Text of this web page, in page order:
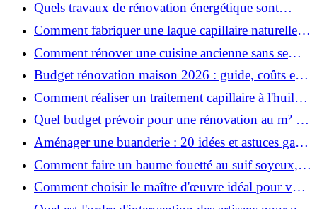
Quels travaux de rénovation énergétique sont
éligibles à MaPrimeRénov' ?
Comment fabriquer une laque capillaire naturelle
maison ?
Comment rénover une cuisine ancienne sans se
ruiner ?
Budget rénovation maison 2026 : guide, coûts et
astuces
Comment réaliser un traitement capillaire à l'huile
maison efficace ?
Quel budget prévoir pour une rénovation au m² en
2026 ?
Aménager une buanderie : 20 idées et astuces gain
de place pour un espace fonctionnel et stylé
Comment faire un baume fouetté au suif soyeux,
fait maison ?
Comment choisir le maître d'œuvre idéal pour vos
travaux de rénovation ?